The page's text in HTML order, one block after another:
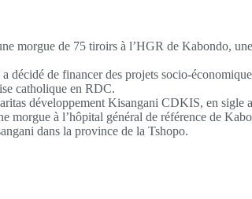
morgue de 75 tiroirs à l’HGR de Kabondo,
décidé de financer des projets socio-
catholique en RDC.
développement Kisangani CDKIS, en sigle
morgue à l’hôpital général de référence de
dans la province de la Tshopo.